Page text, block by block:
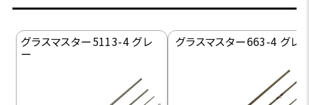
グラスマスター5113-4 グレ
ー
グラスマスター663-4 グレ